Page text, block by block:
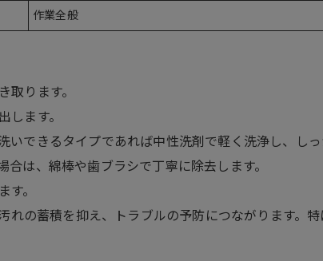
作業全般
取ります。
します。
できるタイプであれば中性洗剤で軽く洗浄し、しっ
は、綿棒や歯ブラシで丁寧に除去します。
す。
れの蓄積を抑え、トラブルの予防につながります。